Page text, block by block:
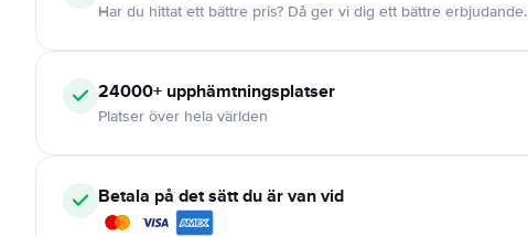
Har du hittat ett bättre pris? Då ger vi dig ett bättre erbjudande.
24000+ upphämtningsplatser
Platser över hela världen
Betala på det sätt du är van vid